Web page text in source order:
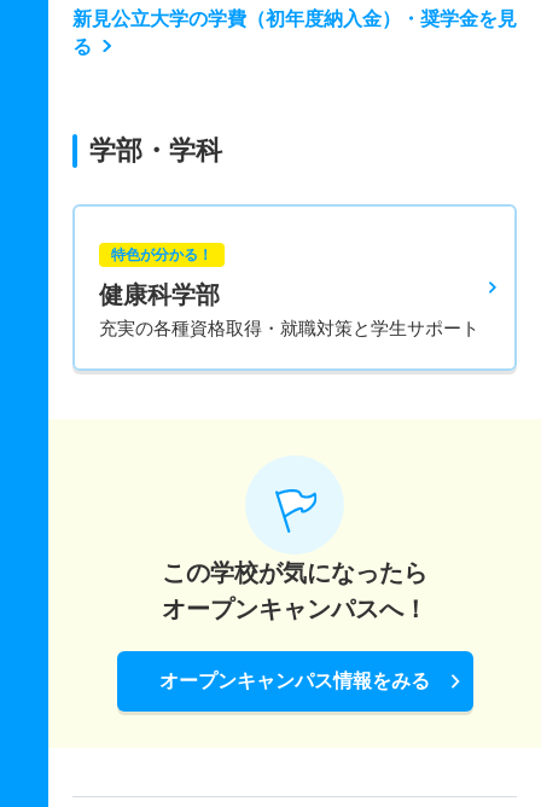
新見公立大学の学費（初年度納入金）・奨学金を見
る
学部・学科
特色が分かる！
健康科学部
充実の各種資格取得・就職対策と学生サポート
この学校が気になったら
オープンキャンパスへ！
オープンキャンパス情報をみる